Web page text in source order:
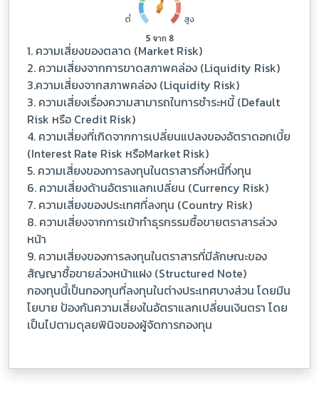
1. ความเสี่ยงของตลาด (Market Risk)
2. ความเสี่ยงจากการขาดสภาพคล่อง (Liquidity Risk)
3.ความเสี่ยงจากสภาพคล่อง (Liquidity Risk)
3. ความเสี่ยงเรื่องความสามารถในการชำระหนี้ (Default
Risk หรือ Credit Risk)
4. ความเสี่ยงที่เกิดจากการเปลี่ยนแปลงของอัตราดอกเบี้ย
(Interest Rate Risk หรือMarket Risk)
5. ความเสี่ยงของการลงทุนในตราสารกึ่งหนี้กึ่งทุน
6. ความเสี่ยงด้านอัตราแลกเปลี่ยน (Currency Risk)
7. ความเสี่ยงของประเทศที่ลงทุน (Country Risk)
8. ความเสี่ยงจากการเข้าทำธุรกรรมซื้อขายตราสารล่วง
หน้า
9. ความเสี่ยงของการลงทุนในตราสารที่มีลักษณะของ
สัญญาซื้อขายล่วงหน้าแฝง (Structured Note)
กองทุนนี้เป็นกองทุนที่ลงทุนในต่างประเทศบางส่วน โดยมีน
โยบาย ป้องกันความเสี่ยงในอัตราแลกเปลี่ยนเงินตรา โดย
เป็นไปตามดุลยพินิจของผู้จัดการกองทุน